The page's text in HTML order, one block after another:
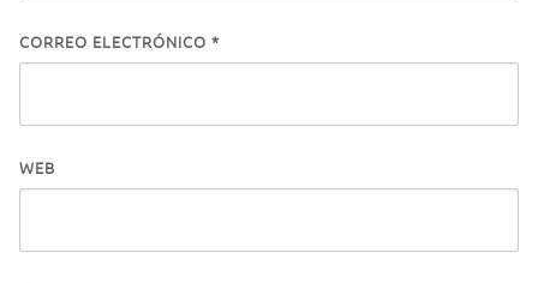
CORREO ELECTRÓNICO *
WEB